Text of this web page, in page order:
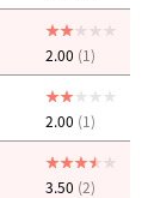
2.00 (1)
2.00 (1)
3.50 (2)